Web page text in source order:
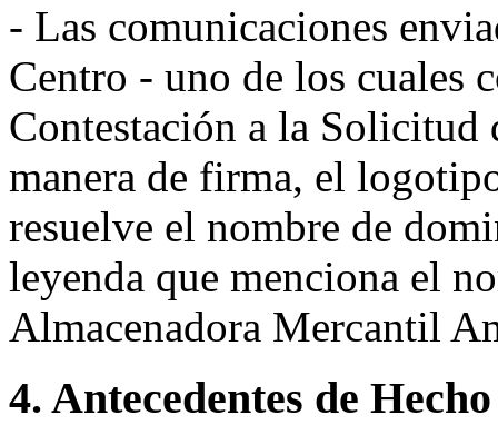
- Las comunicaciones
Centro - uno de los cuales
Contestación a la Solicitud
manera de firma, el
resuelve el nombre de
leyenda que menciona el
Almacenadora Mercantil
4. Antecedentes de Hecho